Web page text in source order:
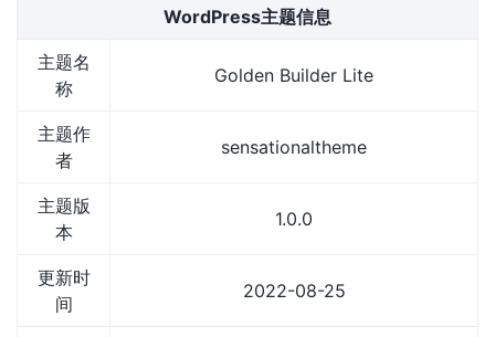
WordPress主题信息
主题名
称
Golden Builder Lite
主题作
者
sensationaltheme
主题版
本
1.0.0
更新时
间
2022-08-25